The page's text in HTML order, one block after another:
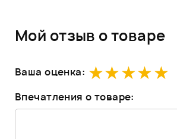
Мой отзыв о товаре
Ваша оценка:
Впечатления о товаре: